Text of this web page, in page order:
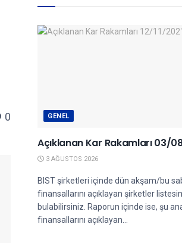
0 GENEL
Açıklanan Kar Rakamları 03/
3 AĞUSTOS 2026
BIST şirketleri içinde dün akşam/bu
finansallarını açıklayan şirketler
bulabilirsiniz. Raporun içinde ise, şu
finansallarını açıklayan...